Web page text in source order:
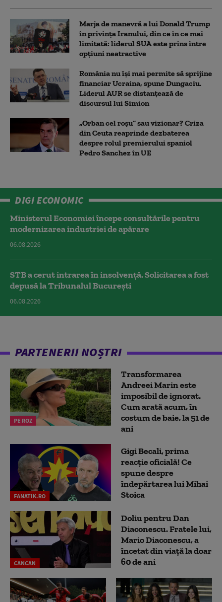
Marja de manevră a lui Donald Trump
în privința Iranului, din ce în ce mai
limitată: liderul SUA este prins între
opțiuni neatractive
România nu își mai permite să sprijine
financiar Ucraina, spune Dungaciu.
Liderul AUR se distanțează de
discursul lui Simion
„Orban cel roșu” sau vizionar? Criza
din Ceuta reaprinde dezbaterea
despre rolul premierului spaniol
Pedro Sanchez în UE
DIGI ECONOMIC
Ministerul Economiei începe consultările pentru
modernizarea industriei de apărare
06.08.2026
STB a cerut intrarea în insolvență. Solicitarea a fost
depusă la Tribunalul București
06.08.2026
PARTENERII NOȘTRI
PE ROZ
Transformarea
Andreei Marin este
imposibil de ignorat.
Cum arată acum, în
costum de baie, la 51 de
ani
FANATIK.RO
Gigi Becali, prima
reacție oficială! Ce
spune despre
îndepărtarea lui Mihai
Stoica
CANCAN
Doliu pentru Dan
Diaconescu. Fratele lui,
Mario Diaconescu, a
încetat din viață la doar
60 de ani